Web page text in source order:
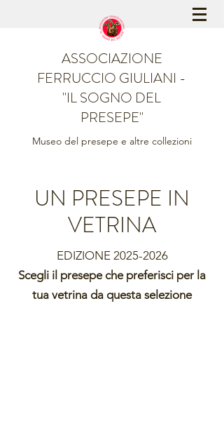
ASSOCIAZIONE
FERRUCCIO GIULIANI -
"IL SOGNO DEL
PRESEPE"
Museo del presepe e altre collezioni
UN PRESEPE IN
VETRINA
EDIZIONE 2025-2026
Scegli il presepe che preferisci per la
tua vetrina da questa selezione